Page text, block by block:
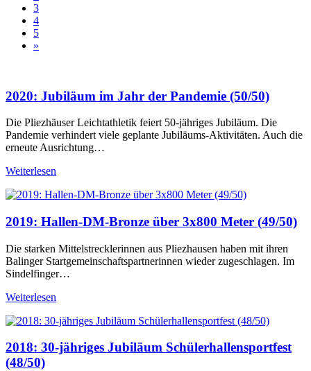
3
4
5
»
2020: Jubiläum im Jahr der Pandemie (50/50)
Die Pliezhäuser Leichtathletik feiert 50-jähriges Jubiläum. Die
Pandemie verhindert viele geplante Jubiläums-Aktivitäten. Auch die
erneute Ausrichtung…
Weiterlesen
2019: Hallen-DM-Bronze über 3x800 Meter (49/50)
Die starken Mittelstrecklerinnen aus Pliezhausen haben mit ihren
Balinger Startgemeinschaftspartnerinnen wieder zugeschlagen. Im
Sindelfinger…
Weiterlesen
2018: 30-jähriges Jubiläum Schülerhallensportfest
(48/50)